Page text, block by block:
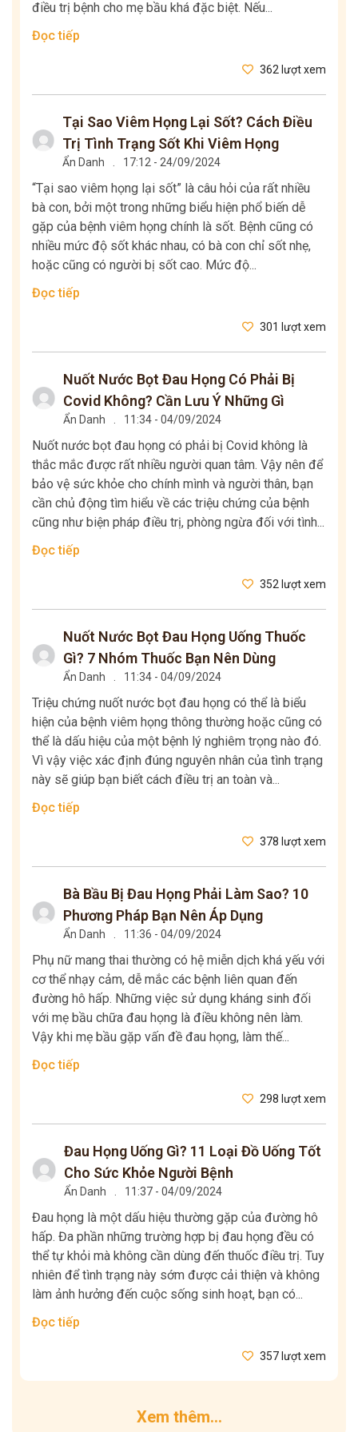
điều trị bệnh cho mẹ bầu khá đặc biệt. Nếu...
Đọc tiếp
362 lượt xem
Tại Sao Viêm Họng Lại Sốt? Cách Điều
Trị Tình Trạng Sốt Khi Viêm Họng
Ẩn Danh 17:12 - 24/09/2024
“Tại sao viêm họng lại sốt” là câu hỏi của rất nhiều
bà con, bởi một trong những biểu hiện phổ biến dễ
gặp của bệnh viêm họng chính là sốt. Bệnh cũng có
nhiều mức độ sốt khác nhau, có bà con chỉ sốt nhẹ,
hoặc cũng có người bị sốt cao. Mức độ...
Đọc tiếp
301 lượt xem
Nuốt Nước Bọt Đau Họng Có Phải Bị
Covid Không? Cần Lưu Ý Những Gì
Ẩn Danh 11:34 - 04/09/2024
Nuốt nước bọt đau họng có phải bị Covid không là
thắc mắc được rất nhiều người quan tâm. Vậy nên để
bảo vệ sức khỏe cho chính mình và người thân, bạn
cần chủ động tìm hiểu về các triệu chứng của bệnh
cũng như biện pháp điều trị, phòng ngừa đối với tình...
Đọc tiếp
352 lượt xem
Nuốt Nước Bọt Đau Họng Uống Thuốc
Gì? 7 Nhóm Thuốc Bạn Nên Dùng
Ẩn Danh 11:34 - 04/09/2024
Triệu chứng nuốt nước bọt đau họng có thể là biểu
hiện của bệnh viêm họng thông thường hoặc cũng có
thể là dấu hiệu của một bệnh lý nghiêm trọng nào đó.
Vì vậy việc xác định đúng nguyên nhân của tình trạng
này sẽ giúp bạn biết cách điều trị an toàn và...
Đọc tiếp
378 lượt xem
Bà Bầu Bị Đau Họng Phải Làm Sao? 10
Phương Pháp Bạn Nên Áp Dụng
Ẩn Danh 11:36 - 04/09/2024
Phụ nữ mang thai thường có hệ miễn dịch khá yếu với
cơ thể nhạy cảm, dễ mắc các bệnh liên quan đến
đường hô hấp. Những việc sử dụng kháng sinh đối
với mẹ bầu chữa đau họng là điều không nên làm.
Vậy khi mẹ bầu gặp vấn đề đau họng, làm thế...
Đọc tiếp
298 lượt xem
Đau Họng Uống Gì? 11 Loại Đồ Uống Tốt
Cho Sức Khỏe Người Bệnh
Ẩn Danh 11:37 - 04/09/2024
Đau họng là một dấu hiệu thường gặp của đường hô
hấp. Đa phần những trường hợp bị đau họng đều có
thể tự khỏi mà không cần dùng đến thuốc điều trị. Tuy
nhiên để tình trạng này sớm được cải thiện và không
làm ảnh hưởng đến cuộc sống sinh hoạt, bạn có...
Đọc tiếp
357 lượt xem
Xem thêm...